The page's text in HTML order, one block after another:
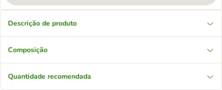
Descrição de produto
Composição
Quantidade recomendada